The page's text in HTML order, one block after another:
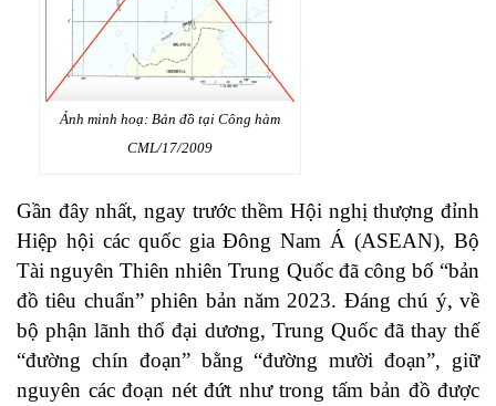
Ảnh minh hoạ: Bản đồ tại Công hàm
CML/17/2009
Gần đây nhất, ngay trước thềm Hội nghị thượng đỉnh
Hiệp hội các quốc gia Đông Nam Á (ASEAN), Bộ
Tài nguyên Thiên nhiên Trung Quốc đã công bố “bản
đồ tiêu chuẩn” phiên bản năm 2023. Đáng chú ý, về
bộ phận lãnh thổ đại dương, Trung Quốc đã thay thế
“đường chín đoạn” bằng “đường mười đoạn”, giữ
nguyên các đoạn nét đứt như trong tấm bản đồ được